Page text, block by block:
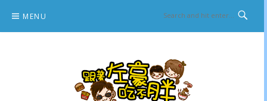
content
MENU